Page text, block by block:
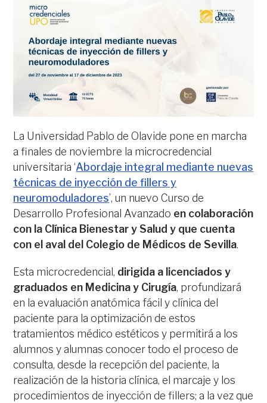
La Universidad Pablo de Olavide pone en marcha
a finales de noviembre la microcredencial
universitaria ‘Abordaje integral mediante nuevas
técnicas de inyección de fillers y
neuromoduladores’, un nuevo Curso de
Desarrollo Profesional Avanzado en colaboración
con la Clínica Bienestar y Salud y que cuenta
con el aval del Colegio de Médicos de Sevilla.
Esta microcredencial, dirigida a licenciados y
graduados en Medicina y Cirugía, profundizará
en la evaluación anatómica fácil y clínica del
paciente para la optimización de estos
tratamientos médico estéticos y permitirá a los
alumnos y alumnas conocer todo el proceso de
consulta, desde la recepción del paciente, la
realización de la historia clínica, el marcaje y los
procedimientos de inyección de fillers; a la vez que